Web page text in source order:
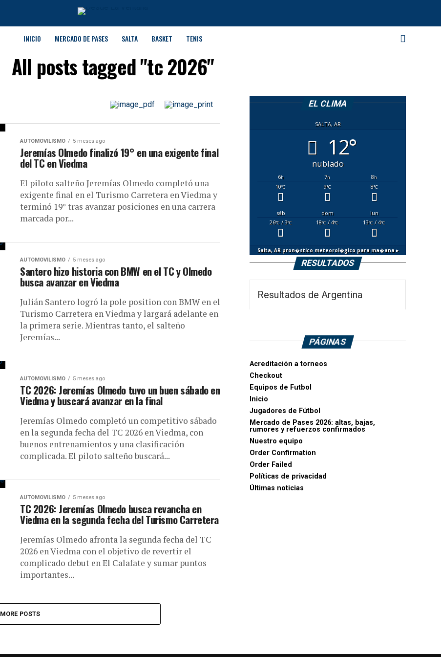
INICIO MERCADO DE PASES SALTA BASKET TENIS
All posts tagged "tc 2026"
AUTOMOVILISMO 5 meses ago
Jeremías Olmedo finalizó 19° en una exigente final
del TC en Viedma
El piloto salteño Jeremías Olmedo completó una
exigente final en el Turismo Carretera en Viedma y
terminó 19° tras avanzar posiciones en una carrera
marcada por...
AUTOMOVILISMO 5 meses ago
Santero hizo historia con BMW en el TC y Olmedo
busca avanzar en Viedma
Julián Santero logró la pole position con BMW en el
Turismo Carretera en Viedma y largará adelante en
la primera serie. Mientras tanto, el salteño
Jeremías...
AUTOMOVILISMO 5 meses ago
TC 2026: Jeremías Olmedo tuvo un buen sábado en
Viedma y buscará avanzar en la final
Jeremías Olmedo completó un competitivo sábado
en la segunda fecha del TC 2026 en Viedma, con
buenos entrenamientos y una clasificación
complicada. El piloto salteño buscará...
AUTOMOVILISMO 5 meses ago
TC 2026: Jeremías Olmedo busca revancha en
Viedma en la segunda fecha del Turismo Carretera
Jeremías Olmedo afronta la segunda fecha del TC
2026 en Viedma con el objetivo de revertir el
complicado debut en El Calafate y sumar puntos
importantes...
MORE POSTS
EL CLIMA
SALTA, AR
12°
nublado
6h 7h 8h
10°C 9°C 8°C
sáb dom
lun
26°C/ 3°C 18°C / 4°C 13°C / 4°C
Salta, ARpron�stico meteorol�gico para ma�ana ▸
RESULTADOS
Resultados de Argentina
PÁGINAS
Acreditación a torneos
Checkout
Equipos de Futbol
Inicio
Jugadores de Fútbol
Mercado de Pases 2026: altas, bajas,
rumores y refuerzos confirmados
Nuestro equipo
Order Confirmation
Order Failed
Políticas de privacidad
Últimas noticias